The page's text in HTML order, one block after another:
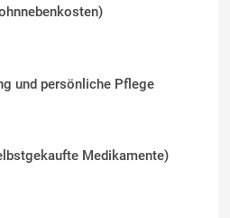
und persönliche Pflege
Medikamente)